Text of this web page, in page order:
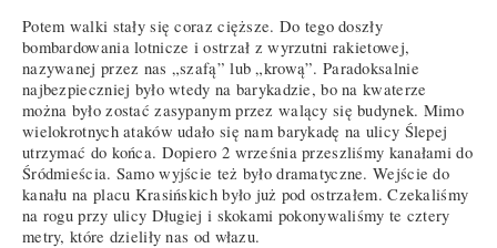
Potem walki stały się coraz cięższe. Do tego doszły
bombardowania lotnicze i ostrzał z wyrzutni rakietowej,
nazywanej przez nas „szafą” lub „krową”. Paradoksalnie
najbezpieczniej było wtedy na barykadzie, bo na kwaterze
można było zostać zasypanym przez walący się budynek. Mimo
wielokrotnych ataków udało się nam barykadę na ulicy Ślepej
utrzymać do końca. Dopiero 2 września przeszliśmy kanałami do
Śródmieścia. Samo wyjście też było dramatyczne. Wejście do
kanału na placu Krasińskich było już pod ostrzałem. Czekaliśmy
na rogu przy ulicy Długiej i skokami pokonywaliśmy te cztery
metry, które dzieliły nas od włazu.